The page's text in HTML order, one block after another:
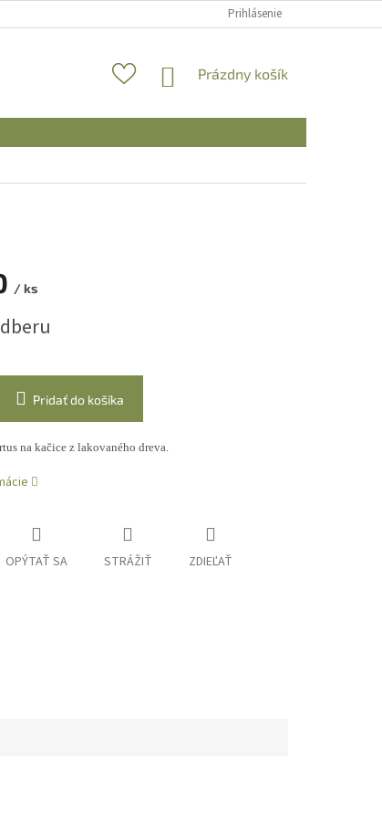
Prihlásenie
NÁKUPNÝ
Prázdny košík
/ ks
Pridať do košíka
na kačice z lakovaného dreva.
OPÝTAŤ SA STRÁŽIŤ ZDIEĽAŤ